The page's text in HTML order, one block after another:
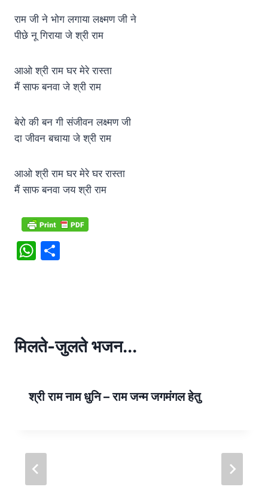
राम जी ने भोग लगाया लक्ष्मण जी ने
पीछे नू गिराया जे श्री राम
आओ श्री राम घर मेरे रास्ता
मैं साफ बनवा जे श्री राम
बेरो की बन गी संजीवन लक्ष्मण जी
दा जीवन बचाया जे श्री राम
आओ श्री राम घर मेरे घर रास्ता
मैं साफ बनवा जय श्री राम
W
p
मिलते-जुलते भजन...
श्री राम नाम धुनि – राम जन्म जगमंगल हेतु